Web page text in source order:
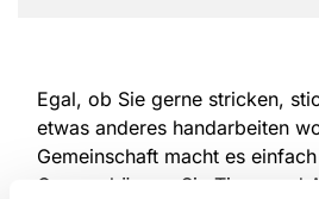
Egal, ob Sie gerne stricken,
etwas anderes handarbeiten
Gemeinschaft macht es
Gruppe können Sie Tipps und